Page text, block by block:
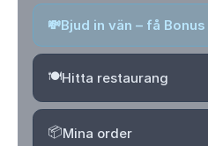
💸Bjud in vän – få Bonus
🍽️Hitta restaurang
📦Mina order